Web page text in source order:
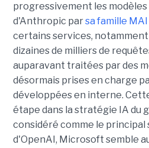
progressivement les
d'Anthropic parsa famille MAI
certains services,
dizaines de milliers de
auparavant traitées par des
désormais prises en charge
développées en interne.
étape dans la stratégie IA du
considéré comme le
d'OpenAI, Microsoft semble